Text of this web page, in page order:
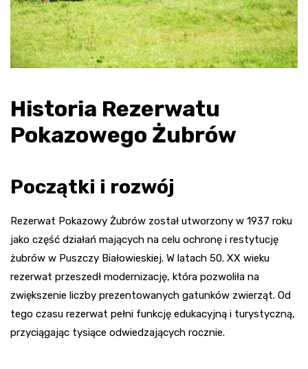
Historia Rezerwatu
Pokazowego Żubrów
Początki i rozwój
Rezerwat Pokazowy Żubrów został utworzony w 1937 roku
jako część działań mających na celu ochronę i restytucję
żubrów w Puszczy Białowieskiej. W latach 50. XX wieku
rezerwat przeszedł modernizację, która pozwoliła na
zwiększenie liczby prezentowanych gatunków zwierząt. Od
tego czasu rezerwat pełni funkcję edukacyjną i turystyczną,
przyciągając tysiące odwiedzających rocznie.